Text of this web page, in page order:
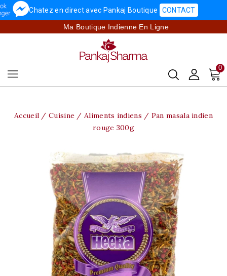
Chatez en direct avec Pankaj Boutique CONTACT
Ma Boutique Indienne En Ligne
0
Accueil Cuisine Aliments indiens
Pan masala indien
rouge 300g